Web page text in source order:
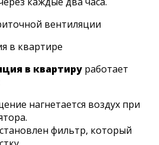
в квартире
в квартиру работает
нагнетается воздух при
фильтр, который